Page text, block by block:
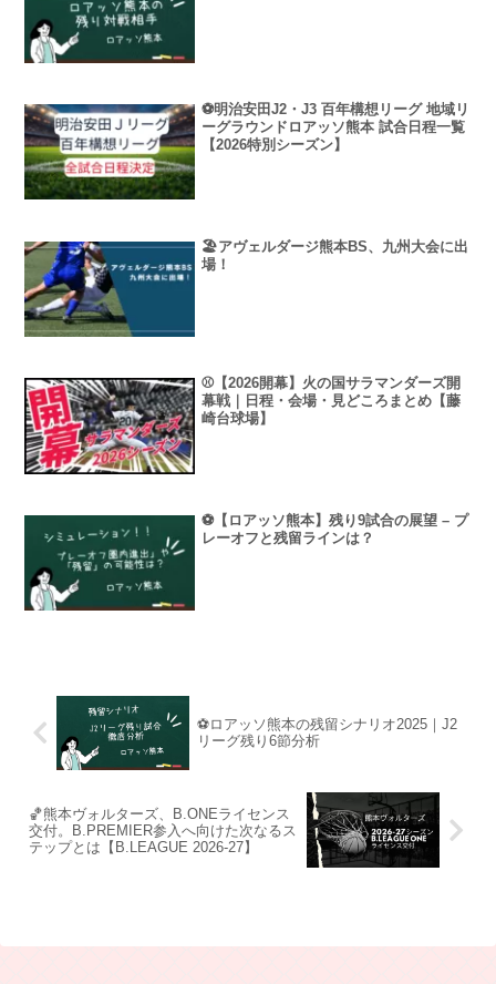
⚽明治安田J2・J3 百年構想リーグ 地域リ
ーグラウンドロアッソ熊本 試合日程一覧
【2026特別シーズン】
🏖️アヴェルダージ熊本BS、九州大会に出
場！
⚾【2026開幕】火の国サラマンダーズ開
幕戦｜日程・会場・見どころまとめ【藤
崎台球場】
⚽【ロアッソ熊本】残り9試合の展望 – プ
レーオフと残留ラインは？
⚽ロアッソ熊本の残留シナリオ2025｜J2
リーグ残り6節分析
🏀熊本ヴォルターズ、B.ONEライセンス
交付。B.PREMIER参入へ向けた次なるス
テップとは【B.LEAGUE 2026-27】